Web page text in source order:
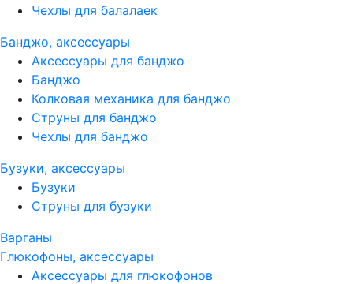
Чехлы для балалаек
Банджо, аксессуары
Аксессуары для банджо
Банджо
Колковая механика для банджо
Струны для банджо
Чехлы для банджо
Бузуки, аксессуары
Бузуки
Струны для бузуки
Варганы
Глюкофоны, аксессуары
Аксессуары для глюкофонов